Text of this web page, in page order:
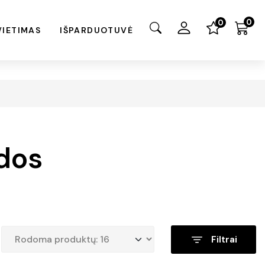
0 0
IŠPARDUOTUVĖ
Filtrai